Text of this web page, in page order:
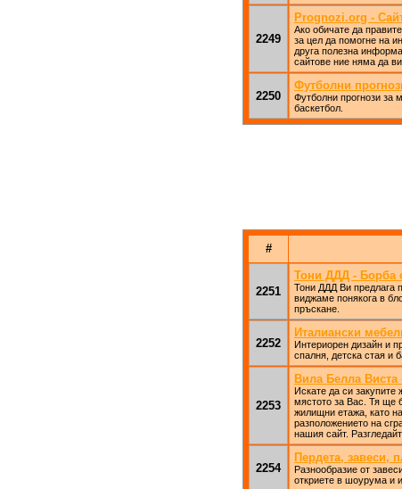
2249
Prognozi.org -
Ако обичате да
за цел да помогне на
друга полезна
сайтове ние няма да
2250
Футболни
Футболни прогнози за
баскетбол.
#
2251
Тони ДДД - Борба
Тони ДДД Ви предлага
виджаме понякога в
пръскане.
2252
Италиански
Интериорен дизайн и
спалня, детска стая и
2253
Вила Белла
Искате да си
мястото за Вас. Тя ще
жилищни етажа, като
разположението на
нашия сайт.
2254
Пердета, завеси,
Разнообразие от
откриете в шоурума и